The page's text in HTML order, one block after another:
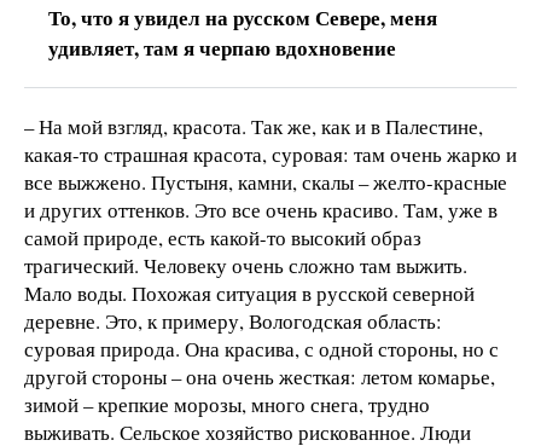
То, что я увидел на русском Севере, меня
удивляет, там я черпаю вдохновение
– На мой взгляд, красота. Так же, как и в Палестине,
какая-то страшная красота, суровая: там очень жарко и
все выжжено. Пустыня, камни, скалы – желто-красные
и других оттенков. Это все очень красиво. Там, уже в
самой природе, есть какой-то высокий образ
трагический. Человеку очень сложно там выжить.
Мало воды. Похожая ситуация в русской северной
деревне. Это, к примеру, Вологодская область:
суровая природа. Она красива, с одной стороны, но с
другой стороны – она очень жесткая: летом комарье,
зимой – крепкие морозы, много снега, трудно
выживать. Сельское хозяйство рискованное. Люди